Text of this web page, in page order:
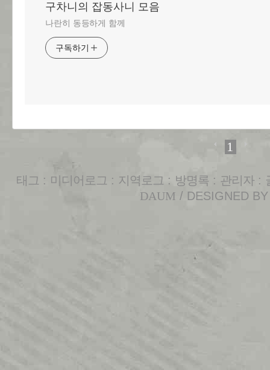
구차니의 잡동사니 모음
나란히 동등하게 함께
구독하기
1
태그 : 미디어로그 : 지역로그 : 방명록 : 관리자 :
DAUM / DESIGNED